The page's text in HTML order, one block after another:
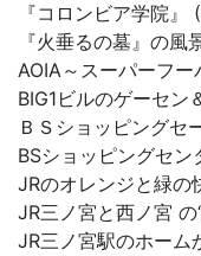
『コロンビア学院』
『火垂るの墓』の風
AOIA～スーパーフ
BIG1ビルのゲーセン
ＢＳショッピングセ
BSショッピングセ
JRのオレンジと緑の
JR三ノ宮と西ノ宮 の
JR三ノ宮駅のホーム